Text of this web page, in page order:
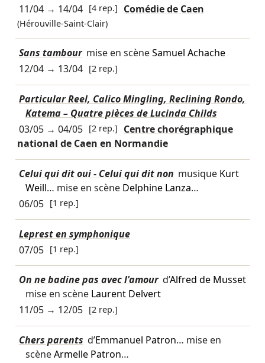
11/04→ 14/04 [4 rep.] Comédie de Caen
(Hérouville-Saint-Clair)
Sans tambour mise en scèneSamuel Achache
12/04→ 13/04 [2 rep.]
Particular Reel, Calico Mingling, Reclining Rondo,
Katema – Quatre pièces de Lucinda Childs
03/05→ 04/05 [2 rep.]
Centre chorégraphique
national de Caen en Normandie
Celui qui dit oui - Celui qui dit non musique Kurt
Weill… mise en scène Delphine Lanza…
06/05 [1 rep.]
Leprest en symphonique
07/05 [1 rep.]
On ne badine pas avec l'amour d’Alfred de Musset
mise en scène Laurent Delvert
11/05→ 12/05 [2 rep.]
Chers parents d’Emmanuel Patron… mise en
scèneArmelle Patron…